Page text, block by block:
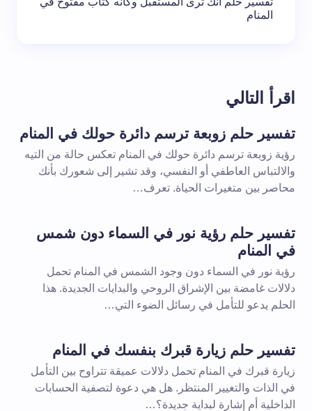
المنام
اقرأ التالي
تفسير حلم زوبعة ترسم دائرة حولك في المنام
رؤية زوبعة ترسم دائرة حولك في المنام تعكس حالة من التيه
والالتباس العاطفي أو النفسي، وقد تشير إلى شعورك بأنك
محاصر بين متغيرات الحياة. تعرف…
تفسير حلم رؤية نور في السماء دون شمس
في المنام
رؤية نور في السماء دون وجود الشمس في المنام تحمل
دلالات غامضة بين الإشراق الروحي والبدايات الجديدة. هذا
الحلم يدعو للتأمل في رسائل الضوء التي…
تفسير حلم زيارة قبرك بنفسك في المنام
زيارة قبرك في المنام تحمل دلالات عميقة تتراوح بين التأمل
في الذات والتغيير المنتظر. هل هي دعوة لتصفية الحسابات
الداخلية أم إشارة لبداية جديدة؟…